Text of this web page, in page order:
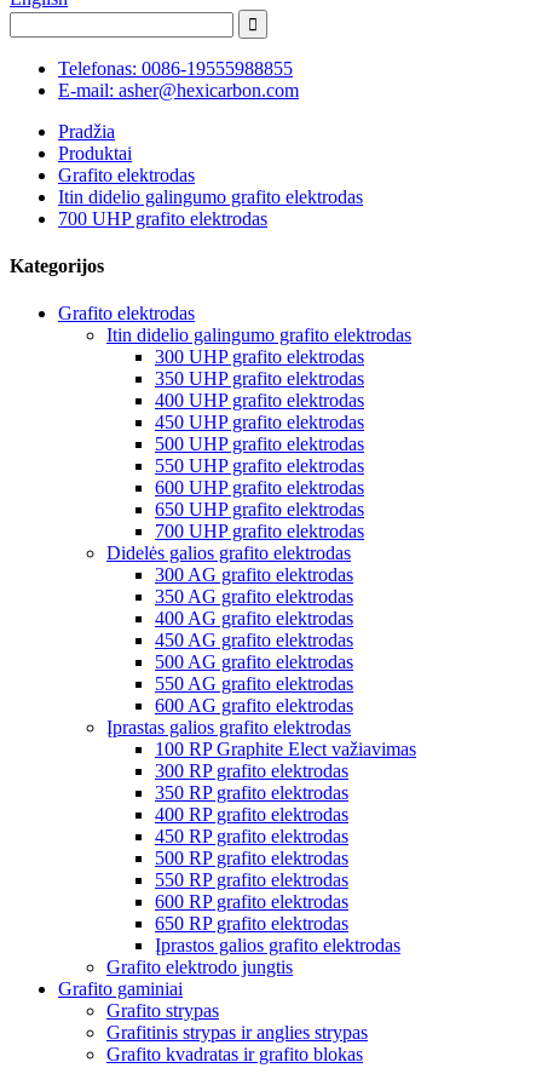
Telefonas: 0086-19555988855
E-mail: asher@hexicarbon.com
Pradžia
Produktai
Grafito elektrodas
Itin didelio galingumo grafito elektrodas
700 UHP grafito elektrodas
Kategorijos
Grafito elektrodas
Itin didelio galingumo grafito elektrodas
300 UHP grafito elektrodas
350 UHP grafito elektrodas
400 UHP grafito elektrodas
450 UHP grafito elektrodas
500 UHP grafito elektrodas
550 UHP grafito elektrodas
600 UHP grafito elektrodas
650 UHP grafito elektrodas
700 UHP grafito elektrodas
Didelės galios grafito elektrodas
300 AG grafito elektrodas
350 AG grafito elektrodas
400 AG grafito elektrodas
450 AG grafito elektrodas
500 AG grafito elektrodas
550 AG grafito elektrodas
600 AG grafito elektrodas
Įprastas galios grafito elektrodas
100 RP Graphite Elect važiavimas
300 RP grafito elektrodas
350 RP grafito elektrodas
400 RP grafito elektrodas
450 RP grafito elektrodas
500 RP grafito elektrodas
550 RP grafito elektrodas
600 RP grafito elektrodas
650 RP grafito elektrodas
Įprastos galios grafito elektrodas
Grafito elektrodo jungtis
Grafito gaminiai
Grafito strypas
Grafitinis strypas ir anglies strypas
Grafito kvadratas ir grafito blokas